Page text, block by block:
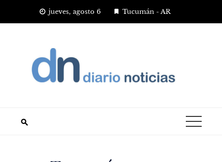
jueves, agosto 6 Tucumán - AR